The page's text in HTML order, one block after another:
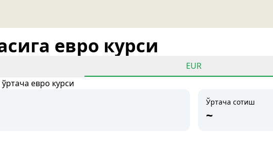
евро курси
EUR
евро курси
Ўртача сотиш
~